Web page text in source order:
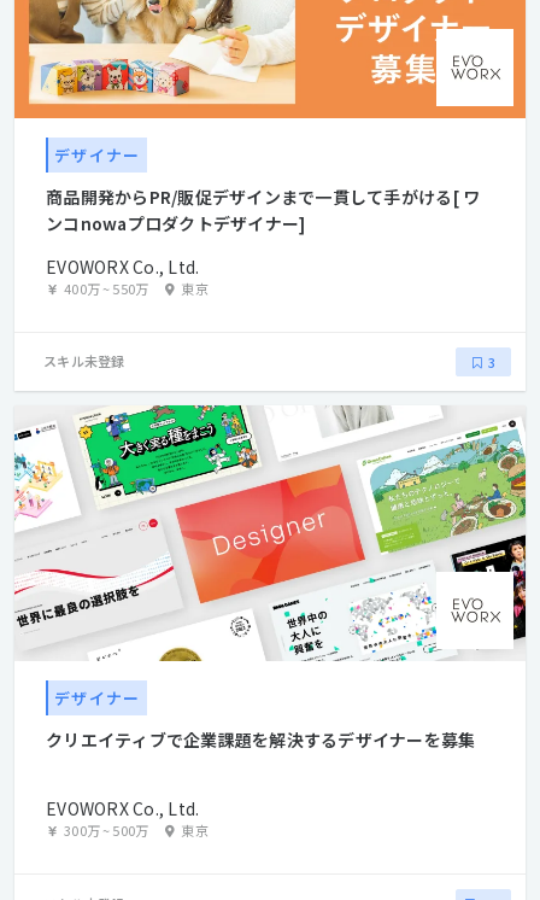
デザイナー
商品開発からPR/販促デザインまで一貫して手がける[ ワ
ンコnowaプロダクトデザイナー]
EVOWORX Co., Ltd.
400万~550万 東京
スキル未登録 3
デザイナー
クリエイティブで企業課題を解決するデザイナーを募集
EVOWORX Co., Ltd.
300万~500万 東京